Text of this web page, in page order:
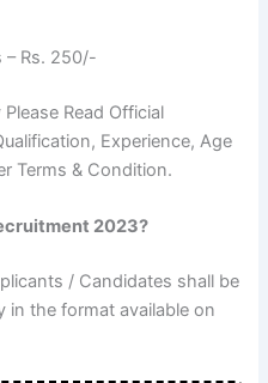
– Rs. 250/-
Read Official
Experience, Age
Terms & Condition.
2023?
/ Candidates shall be
in the format available on